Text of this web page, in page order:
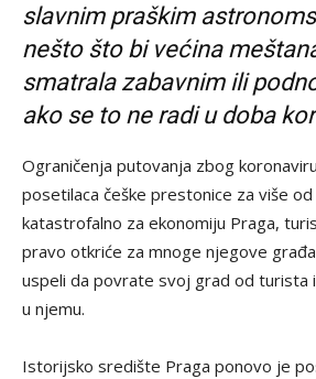
slavnim praškim
nešto što bi većina
smatrala zabavnim ili
ako se to ne radi u doba
Ograničenja putovanja zbog
posetilaca češke prestonice za više
katastrofalno za ekonomiju Praga,
pravo otkriće za mnoge njegove
uspeli da povrate svoj grad od turista
u njemu.
Istorijsko središte Praga ponovo je